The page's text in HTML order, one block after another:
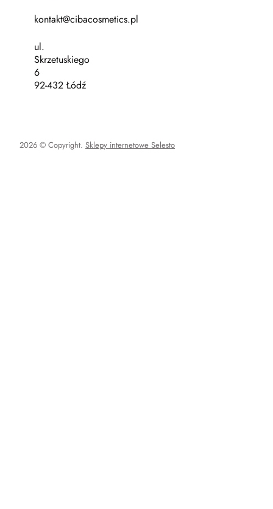
kontakt@cibacosmetics.pl
ul.
Skrzetuskiego
6
92-432 Łódź
2026 © Copyright. Sklepy internetowe Selesto